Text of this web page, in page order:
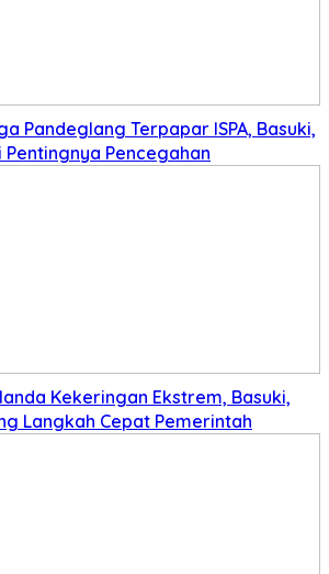
Pandeglang Terpapar ISPA, Basuki,
Pentingnya Pencegahan
Kekeringan Ekstrem, Basuki,
Langkah Cepat Pemerintah